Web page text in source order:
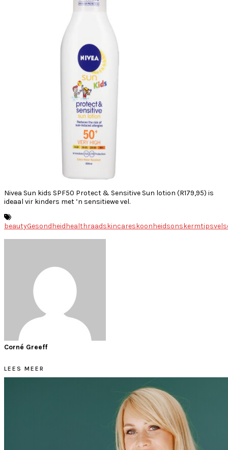
Nivea Sun kids SPF50 Protect & Sensitive Sun lotion (R179,95) is
ideaal vir kinders met ’n sensitiewe vel.
beautyGesondheidhealthraadskincareskoonheidsonskermtips
Corné Greeff
LEES MEER